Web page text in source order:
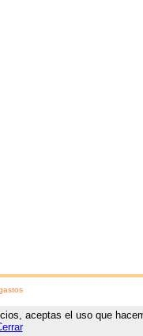
www.visteteparalasfiestas.com
aceptas el uso que